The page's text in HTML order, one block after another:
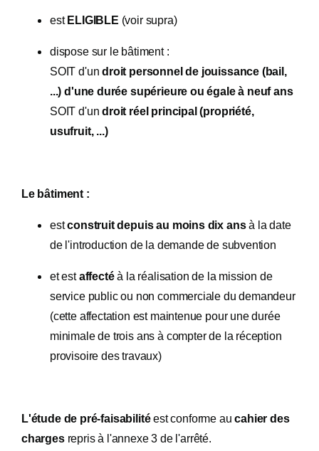
est ELIGIBLE (voir supra)
dispose sur le bâtiment :
SOIT d'undroit personnel de jouissance (bail,
...) d'une durée supérieure ou égale à neuf ans
SOIT d'undroit réel principal (propriété,
usufruit, ...)
Le bâtiment :
estconstruit depuis au moins dix ansà la date
de l'introduction de la demande de subvention
et estaffectéà la réalisation de la mission de
service public ou non commerciale du demandeur
(cette affectation est maintenue pour une durée
minimale de trois ans à compter de la réception
provisoire des travaux)
L'étude de pré-faisabilitéest conforme aucahier des
chargesrepris à l'annexe 3 de l'arrêté.